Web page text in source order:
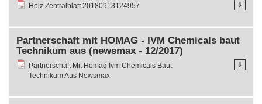
Holz Zentralblatt 20180913124957 ⇓
Partnerschaft mit HOMAG - IVM Chemicals baut
Technikum aus (newsmax - 12/2017)
Partnerschaft Mit Homag Ivm Chemicals Baut
Technikum Aus Newsmax
⇓